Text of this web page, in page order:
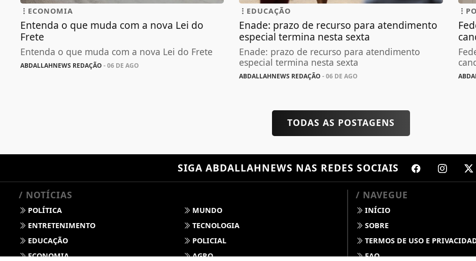
ECONOMIA
Entenda o que muda com a nova Lei do
Frete
Entenda o que muda com a nova Lei do Frete
ABDALLAHNEWS REDAÇÃO - 06 DE AGO
EDUCAÇÃO
Enade: prazo de recurso para atendimento
especial termina nesta sexta
Enade: prazo de recurso para atendimento
especial termina nesta sexta
ABDALLAHNEWS REDAÇÃO - 06 DE AGO
TODAS AS POSTAGENS
SIGA ABDALLAHNEWS NAS REDES SOCIAIS
/ NOTÍCIAS
POLÍTICA
MUNDO
ENTRETENIMENTO
TECNOLOGIA
EDUCAÇÃO
POLICIAL
ECONOMIA
AGRO
/ NAVEGUE
INÍCIO
SOBRE
TERMOS DE USO E
FAQ